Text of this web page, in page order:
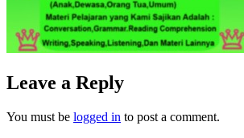
Leave a Reply
You must be logged in to post a comment.